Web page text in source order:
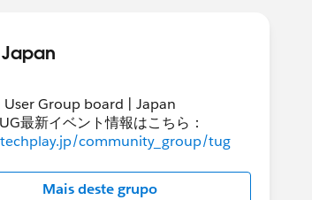
Japan
User Group board | Japan
最新イベント情報はこちら：
community_group/tug
Mais deste grupo